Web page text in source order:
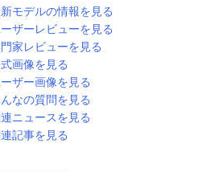
モデルの情報を見る
ザーレビューを見る
家レビューを見る
画像を見る
ザー画像を見る
なの質問を見る
ニュースを見る
記事を見る